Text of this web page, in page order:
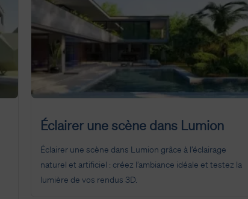
Éclairer une scène dans Lumion
Éclairer une scène dans Lumion grâce à l’éclairage
naturel et artificiel : créez l’ambiance idéale et testez la
lumière de vos rendus 3D.